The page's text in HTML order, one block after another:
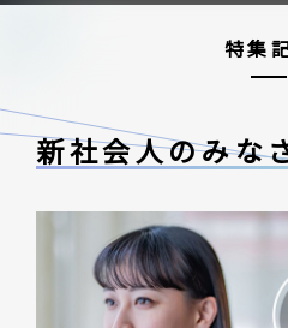
特集
新社会人のみな